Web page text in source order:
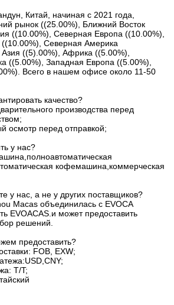
Китай, начиная с 2021 года,
рынок ((25.00%), Ближний Восток
((10.00%), Северная Европа ((10.00%),
Северная Америка
((5).00%), Африка ((5.00%),
((5.00%), Западная Европа ((5.00%),
Всего в нашем офисе около 11-50
качество?
производства перед
осмотр перед отправкой;
у нас?
кофемашина,коммерческая
у нас, а не у других поставщиков?
Macas объединилась с EVOCA
EVOACAS.и может предоставить
решений.
предоставить?
FOB, EXW;
T/T;